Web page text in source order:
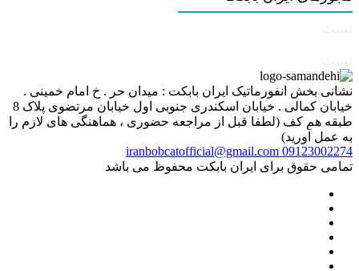
نشانی بخش انفورماتیک ایران بابکت : میدان حر . خ امام خمینی .
خیابان کمالی . خیابان اسکندری جنوبی اول خیابان مرتضوی پلاک 8
طبقه هم کف (لطفا قبل از مراجعه حضوری ، هماهنگی های لازم را
به عمل آورید)
09123002274
iranbobcatofficial@gmail.com
تمامی حقوق برای ایران بابکت محفوظ می باشد